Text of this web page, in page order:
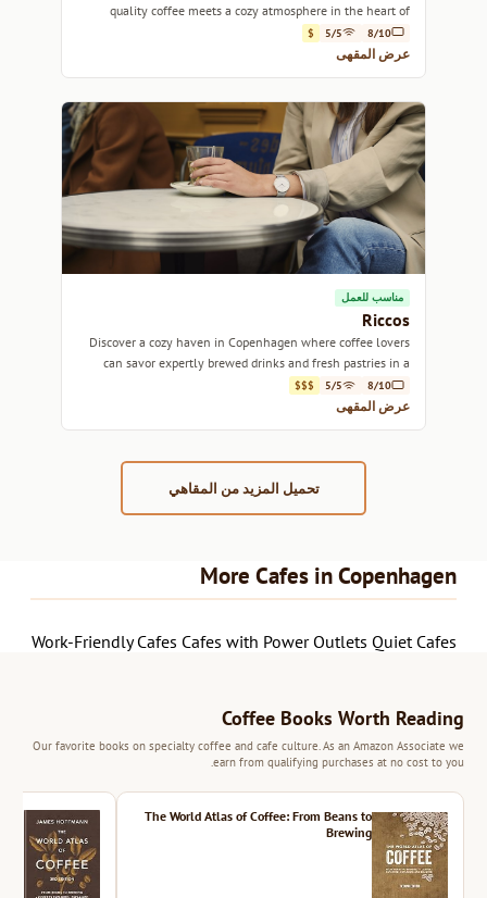
quality coffee meets a cozy atmosphere in the heart of
Copenhagen.
8/10
5/5
$
عرض المقهى
مناسب للعمل
Riccos
Discover a cozy haven in Copenhagen where coffee lovers
can savor expertly brewed drinks and fresh pastries in a
warm, welcoming atmosphere.
8/10
5/5
$$$
عرض المقهى
تحميل المزيد من المقاهي
More Cafes in Copenhagen
Work-Friendly Cafes Cafes with Power Outlets Quiet Cafes
Coffee Books Worth Reading
Our favorite books on specialty coffee and cafe culture. As an Amazon Associate we
earn from qualifying purchases at no cost to you.
The World Atlas of Coffee: From Beans to
Brewing